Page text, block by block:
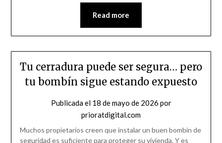
Read more
Tu cerradura puede ser segura… pero
tu bombín sigue estando expuesto
Publicada el 18 de mayo de 2026 por
prioratdigital.com
Muchos propietarios creen que instalar un buen bombín de
seguridad es suficiente para proteger su vivienda. Y es